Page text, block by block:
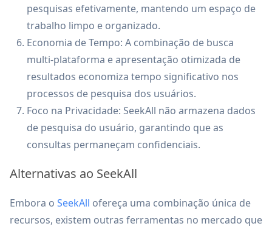
pesquisas efetivamente, mantendo um espaço de
trabalho limpo e organizado.
Economia de Tempo: A combinação de busca
multi-plataforma e apresentação otimizada de
resultados economiza tempo significativo nos
processos de pesquisa dos usuários.
Foco na Privacidade: SeekAll não armazena dados
de pesquisa do usuário, garantindo que as
consultas permaneçam confidenciais.
Alternativas ao SeekAll
Embora o SeekAll ofereça uma combinação única de
recursos, existem outras ferramentas no mercado que